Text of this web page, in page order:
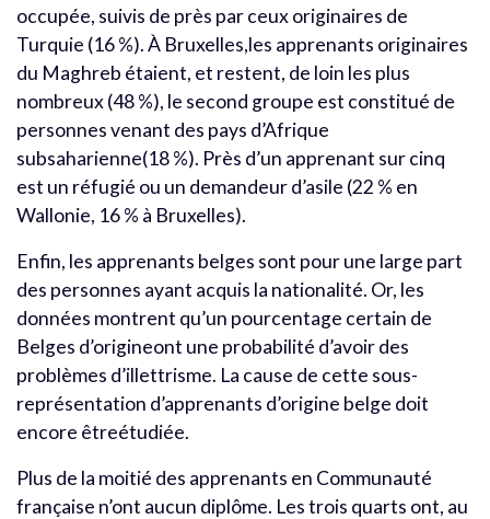
occupée, suivis de près par ceux originaires de
Turquie (16 %). À Bruxelles,les apprenants originaires
du Maghreb étaient, et restent, de loin les plus
nombreux (48 %), le second groupe est constitué de
personnes venant des pays d’Afrique
subsaharienne(18 %). Près d’un apprenant sur cinq
est un réfugié ou un demandeur d’asile (22 % en
Wallonie, 16 % à Bruxelles).
Enfin, les apprenants belges sont pour une large part
des personnes ayant acquis la nationalité. Or, les
données montrent qu’un pourcentage certain de
Belges d’origineont une probabilité d’avoir des
problèmes d’illettrisme. La cause de cette sous-
représentation d’apprenants d’origine belge doit
encore êtreétudiée.
Plus de la moitié des apprenants en Communauté
française n’ont aucun diplôme. Les trois quarts ont, au